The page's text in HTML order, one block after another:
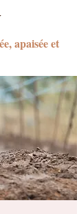
apaisée et